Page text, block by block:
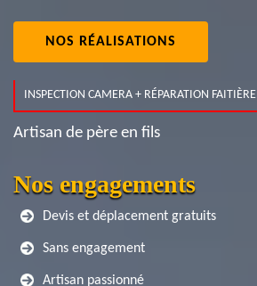
NOS RÉALISATIONS
INSPECTION CAMERA + RÉPARATION FAITIÈRE
Artisan de père en fils
Nos engagements
Devis et déplacement gratuits
Sans engagement
Artisan passionné